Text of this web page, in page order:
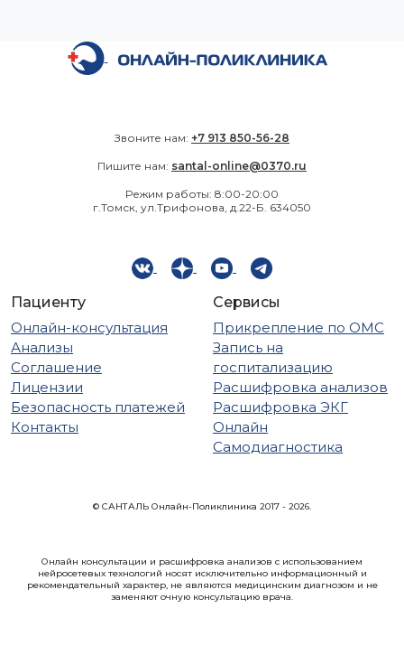
Звоните нам: +7 913 850-56-28
Пишите нам: santal-online@0370.ru
Режим работы: 8:00-20:00
г.Томск, ул.Трифонова, д.22-Б. 634050
Пациенту
Онлайн-консультация
Анализы
Соглашение
Лицензии
Безопасность платежей
Контакты
Сервисы
Прикрепление по ОМС
Запись на
госпитализацию
Расшифровка анализов
Расшифровка ЭКГ
Онлайн
Самодиагностика
© САНТАЛЬ Онлайн-Поликлиника 2017 - 2026.
Онлайн консультации и расшифровка анализов с использованием
нейросетевых технологий носят исключительно информационный и
рекомендательный характер, не являются медицинским диагнозом и не
заменяют очную консультацию врача.